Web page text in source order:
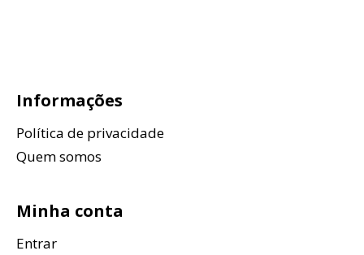
Informações
Política de privacidade
Quem somos
Minha conta
Entrar